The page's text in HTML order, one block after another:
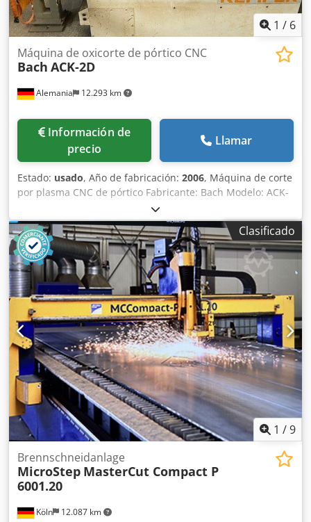
1 / 6
Alemania 12.293 km
Máquina de oxicorte de pórtico CNC
Bach ACK-2D
Información de
precio
Llamar
Estado: usado, Año de fabricación: 2006, Máquina de corte
por plasma CNC de pórtico Fabricante: Bach Modelo: ACK-
2D Año de fabricación: 2006 Control CNC: NBS300 Mesa de
trabajo: 1,5 x 6 m Cjdjw El Udspfx Agmjrf 2 quemadores de
oxicorte 3826
Clasificado
1 /9
Köln 12.087 km
Brennschneidanlage
MicroStep MasterCut Compact P
6001.20